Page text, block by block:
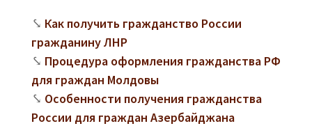
Как получить гражданство России
гражданину ЛНР
Процедура оформления гражданства РФ
для граждан Молдовы
Особенности получения гражданства
России для граждан Азербайджана